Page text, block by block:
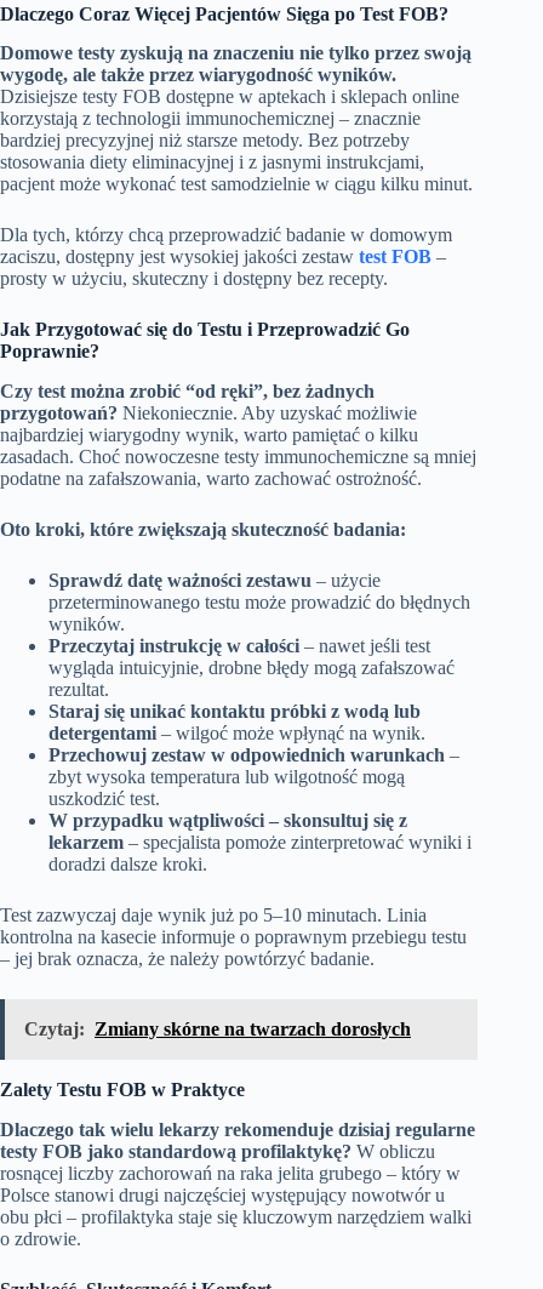
Dlaczego Coraz Więcej Pacjentów Sięga po Test FOB?
Domowe testy zyskują na znaczeniu nie tylko przez swoją
wygodę, ale także przez wiarygodność wyników.
Dzisiejsze testy FOB dostępne w aptekach i sklepach online
korzystają z technologii immunochemicznej – znacznie
bardziej precyzyjnej niż starsze metody. Bez potrzeby
stosowania diety eliminacyjnej i z jasnymi instrukcjami,
pacjent może wykonać test samodzielnie w ciągu kilku minut.
Dla tych, którzy chcą przeprowadzić badanie w domowym
zaciszu, dostępny jest wysokiej jakości zestaw test FOB –
prosty w użyciu, skuteczny i dostępny bez recepty.
Jak Przygotować się do Testu i Przeprowadzić Go
Poprawnie?
Czy test można zrobić “od ręki”, bez żadnych
przygotowań? Niekoniecznie. Aby uzyskać możliwie
najbardziej wiarygodny wynik, warto pamiętać o kilku
zasadach. Choć nowoczesne testy immunochemiczne są mniej
podatne na zafałszowania, warto zachować ostrożność.
Oto kroki, które zwiększają skuteczność badania:
Sprawdź datę ważności zestawu – użycie
przeterminowanego testu może prowadzić do błędnych
wyników.
Przeczytaj instrukcję w całości – nawet jeśli test
wygląda intuicyjnie, drobne błędy mogą zafałszować
rezultat.
Staraj się unikać kontaktu próbki z wodą lub
detergentami – wilgoć może wpłynąć na wynik.
Przechowuj zestaw w odpowiednich warunkach –
zbyt wysoka temperatura lub wilgotność mogą
uszkodzić test.
W przypadku wątpliwości – skonsultuj się z
lekarzem – specjalista pomoże zinterpretować wyniki i
doradzi dalsze kroki.
Test zazwyczaj daje wynik już po 5–10 minutach. Linia
kontrolna na kasecie informuje o poprawnym przebiegu testu
– jej brak oznacza, że należy powtórzyć badanie.
Czytaj: Zmiany skórne na twarzach dorosłych
Zalety Testu FOB w Praktyce
Dlaczego tak wielu lekarzy rekomenduje dzisiaj regularne
testy FOB jako standardową profilaktykę? W obliczu
rosnącej liczby zachorowań na raka jelita grubego – który w
Polsce stanowi drugi najczęściej występujący nowotwór u
obu płci – profilaktyka staje się kluczowym narzędziem walki
o zdrowie.